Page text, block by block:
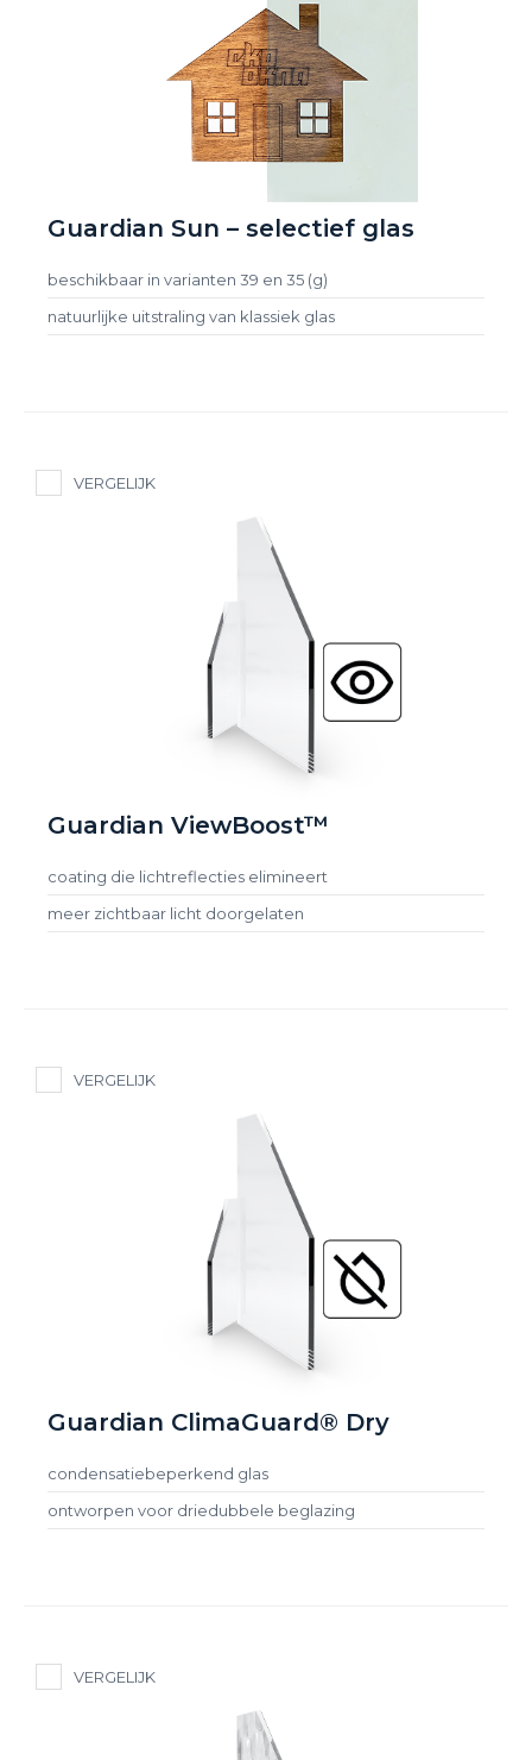
Guardian Sun – selectief glas
beschikbaar in varianten 39 en 35 (g)
natuurlijke uitstraling van klassiek glas
VERGELIJK
Guardian ViewBoost™
coating die lichtreflecties elimineert
meer zichtbaar licht doorgelaten
VERGELIJK
Guardian ClimaGuard® Dry
condensatiebeperkend glas
ontworpen voor driedubbele beglazing
VERGELIJK